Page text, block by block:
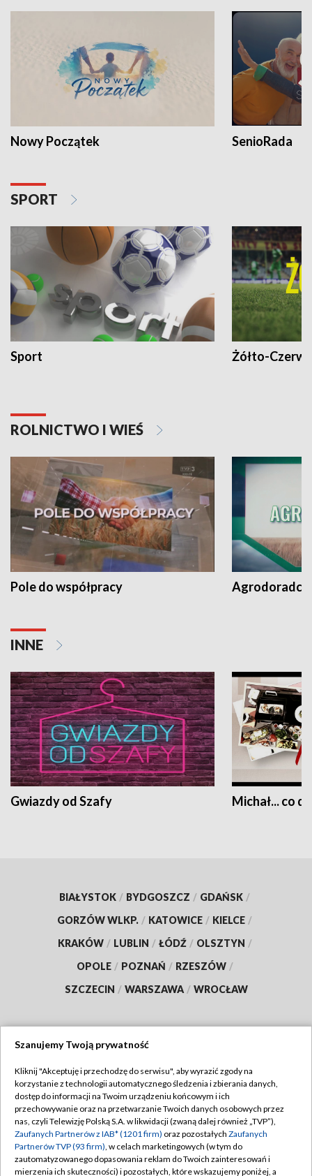
Nowy Początek SenioRada
SPORT
Sport Żółto-
ROLNICTWO I WIEŚ
Pole do współpracy Agrodoradcy
INNE
Gwiazdy od Szafy Michał... co
BIAŁYSTOK / BYDGOSZCZ / GDAŃSK /
GORZÓW WLKP. / KATOWICE / KIELCE /
KRAKÓW / LUBLIN / ŁÓDŹ / OLSZTYN /
OPOLE / POZNAŃ / RZESZÓW /
SZCZECIN / WARSZAWA / WROCŁAW
TVP
Abonament TVP
Emisja w TVP
Centrum informacji TVP
Regulamin TVP
Polityka prywatności
Moje zgody
Szanujemy Twoją prywatność
Kliknij "Akceptuję i przechodzę do serwisu", aby wyrazić zgody na
korzystanie z technologii automatycznego śledzenia i zbierania danych,
dostęp do informacji na Twoim urządzeniu końcowym i ich
przechowywanie oraz na przetwarzanie Twoich danych osobowych przez
nas, czyli Telewizję Polską S.A. w likwidacji (zwaną dalej również „TVP”),
Zaufanych Partnerów z IAB* (1201 firm) oraz pozostałych Zaufanych
Partnerów TVP (93 firm), w celach marketingowych (w tym do
zautomatyzowanego dopasowania reklam do Twoich zainteresowań i
mierzenia ich skuteczności) i pozostałych, które wskazujemy poniżej, a